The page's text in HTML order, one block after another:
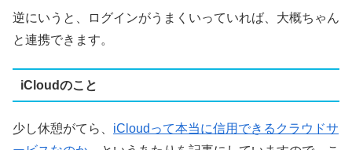
逆にいうと、ログインがうまくいっていれば、大概ちゃん
と連携できます。
iCloudのこと
少し休憩がてら、 iCloudって本当に信用できるクラウドサ